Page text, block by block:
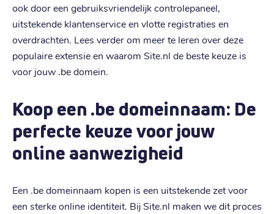
ook door een gebruiksvriendelijk controlepaneel,
uitstekende klantenservice en vlotte registraties en
overdrachten. Lees verder om meer te leren over deze
populaire extensie en waarom Site.nl de beste keuze is
voor jouw .be domein.
Koop een .be domeinnaam: De
perfecte keuze voor jouw
online aanwezigheid
Een .be domeinnaam kopen is een uitstekende zet voor
een sterke online identiteit. Bij Site.nl maken we dit proces